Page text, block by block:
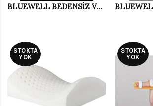
BLUEWELL BEDENSİZ VELPO OMUZ TES.BAND. WELL102
STOKTA
YOK
STOKTA
YOK